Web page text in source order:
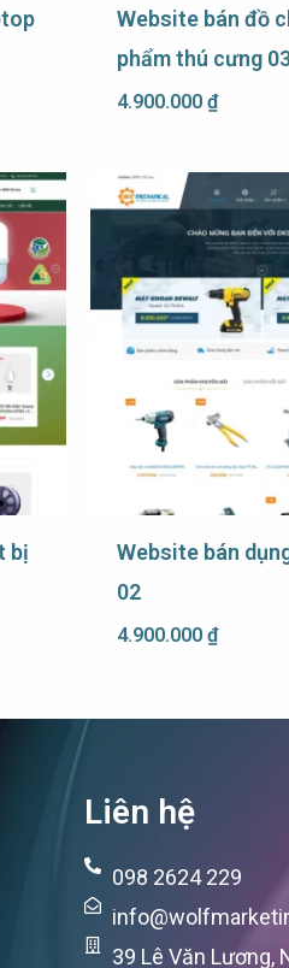
Website bán đồ
phẩm thú cưng
4.900.000 ₫
bị
Website bán
02
4.900.000 ₫
Liên hệ
098 2624 229
39 Lê Văn Lương,